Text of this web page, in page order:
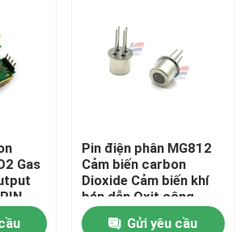
Gas
Pin điện phân MG812
Cảm biến carbon
Dioxide Cảm biến khí
bán dẫn Oxit công
suất thấp
Gửi yêu cầu